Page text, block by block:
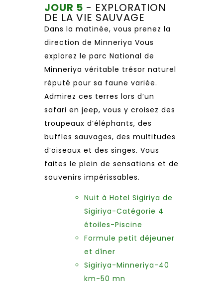
JOUR 5 - EXPLORATION
DE LA VIE SAUVAGE
Dans la matinée, vous prenez la
direction de Minneriya Vous
explorez le parc National de
Minneriya véritable trésor naturel
réputé pour sa faune variée.
Admirez ces terres lors d’un
safari en jeep, vous y croisez des
troupeaux d’éléphants, des
buffles sauvages, des multitudes
d’oiseaux et des singes. Vous
faites le plein de sensations et de
souvenirs impérissables.
Nuit à Hotel Sigiriya de
Sigiriya-Catégorie 4
étoiles-Piscine
Formule petit déjeuner
et dîner
Sigiriya-Minneriya-40
km-50 mn